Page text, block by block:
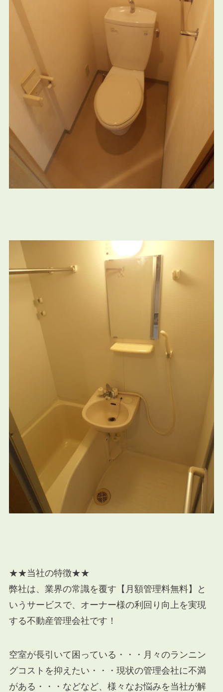
★★当社の特徴★★
弊社は、業界の常識を覆す【月額管理料無料】と
いうサービスで、オーナー様の利回り向上を実現
する不動産管理会社です！
空室が長引いて困っている・・・月々のランニン
グコストを抑えたい・・・現状の管理会社に不満
がある・・・などなど、様々なお悩みを当社が解